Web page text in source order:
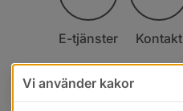
E-tjänster Kontakt
Vi använder kakor